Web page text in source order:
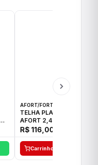
AFORT/FORTLEV
TELHA PLAN COLONIAL
AFORT 2,42MX0,88CM
R$ 116,00
Carrinho